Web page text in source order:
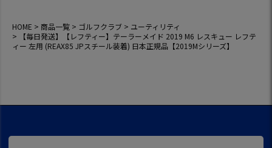
HOME 商品一覧 ゴルフクラブ
ユーティリティ
【毎日発送】【レフティー】テーラーメイド 2019 M6 レスキュー レフテ
ィー 左用 (REAX85 JPスチール装着) 日本正規品【2019Mシリーズ】